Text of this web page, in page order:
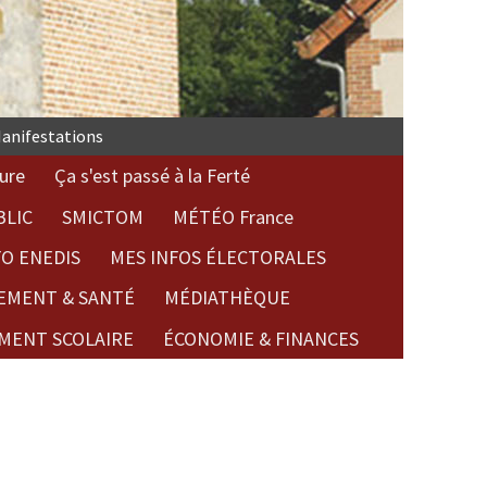
Ça s'est passé à la Ferté
SMICTOM
MÉTÉO France
ENEDIS
MES INFOS ÉLECTORALES
& SANTÉ
MÉDIATHÈQUE
SCOLAIRE
ÉCONOMIE & FINANCES